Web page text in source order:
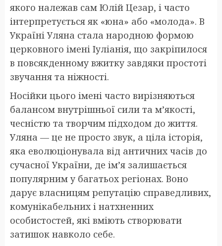
якого належав сам Юлій Цезар, і часто
інтерпретується як «юна» або «молода». В
Україні Уляна стала народною формою
церковного імені Іуліанія, що закріпилося
в повсякденному вжитку завдяки простоті
звучання та ніжності.
Носійки цього імені часто вирізняються
балансом внутрішньої сили та м’якості,
чесністю та творчим підходом до життя.
Уляна — це не просто звук, а ціла історія,
яка еволюціонувала від античних часів до
сучасної України, де ім’я залишається
популярним у багатьох регіонах. Воно
дарує власницям репутацію справедливих,
комунікабельних і натхненних
особистостей, які вміють створювати
затишок навколо себе.